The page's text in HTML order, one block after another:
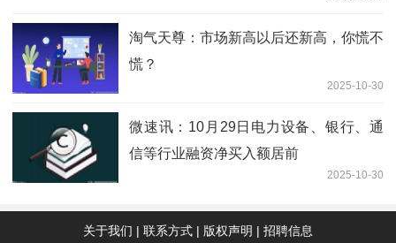
淘气天尊：市场新高以后还新高，你慌不
慌？
2025-10-30
微速讯：10月29日电力设备、银行、通
信等行业融资净买入额居前
2025-10-30
关于我们 | 联系方式 | 版权声明 | 招聘信息